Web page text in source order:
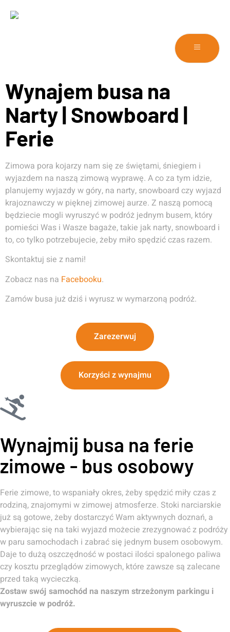
Wynajem busa na
Narty | Snowboard |
Ferie
Zimowa pora kojarzy nam się ze świętami, śniegiem i
wyjazdem na naszą zimową wyprawę. A co za tym idzie,
planujemy wyjazdy w góry, na narty, snowboard czy wyjazd
krajoznawczy w pięknej zimowej aurze. Z naszą pomocą
będziecie mogli wyruszyć w podróż jednym busem, który
pomieści Was i Wasze bagaże, takie jak narty, snowboard i
to, co tylko potrzebujecie, żeby miło spędzić czas razem.
Skontaktuj sie z nami!
Zobacz nas na Facebooku.
Zamów busa już dziś i wyrusz w wymarzoną podróż.
Zarezerwuj
Korzyści z wynajmu
Wynajmij busa na ferie
zimowe - bus osobowy
Ferie zimowe, to wspaniały okres, żeby spędzić miły czas z
rodziną, znajomymi w zimowej atmosferze. Stoki narciarskie
już są gotowe, żeby dostarczyć Wam aktywnych doznań, a
wybierając się na taki wyjazd możecie zrezygnować z podróży
w paru samochodach i zabrać się jednym busem osobowym.
Daje to dużą oszczędność w postaci ilości spalonego paliwa
czy kosztu przeglądów zimowych, które zawsze są zalecane
przed taką wycieczką.
Zostaw swój samochód na naszym strzeżonym parkingu i
wyruszcie w podróż.